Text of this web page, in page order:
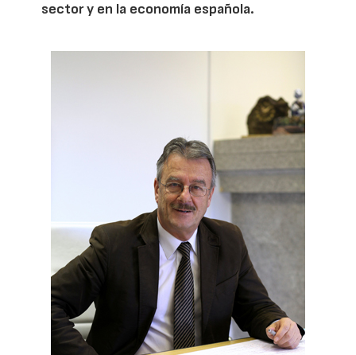
sector y en la economía española.